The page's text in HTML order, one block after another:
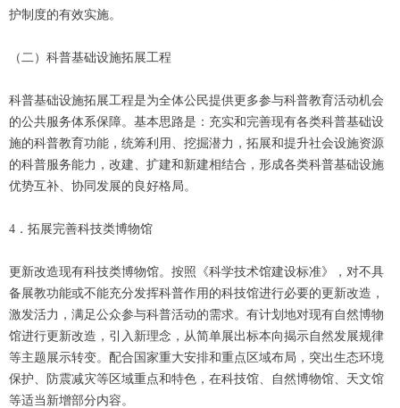
护制度的有效实施。
（二）科普基础设施拓展工程
科普基础设施拓展工程是为全体公民提供更多参与科普教育活动机会
的公共服务体系保障。基本思路是：充实和完善现有各类科普基础设
施的科普教育功能，统筹利用、挖掘潜力，拓展和提升社会设施资源
的科普服务能力，改建、扩建和新建相结合，形成各类科普基础设施
优势互补、协同发展的良好格局。
4．拓展完善科技类博物馆
更新改造现有科技类博物馆。按照《科学技术馆建设标准》，对不具
备展教功能或不能充分发挥科普作用的科技馆进行必要的更新改造，
激发活力，满足公众参与科普活动的需求。有计划地对现有自然博物
馆进行更新改造，引入新理念，从简单展出标本向揭示自然发展规律
等主题展示转变。配合国家重大安排和重点区域布局，突出生态环境
保护、防震减灾等区域重点和特色，在科技馆、自然博物馆、天文馆
等适当新增部分内容。